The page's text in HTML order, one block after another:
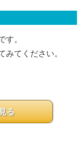
す。
みてください。
る